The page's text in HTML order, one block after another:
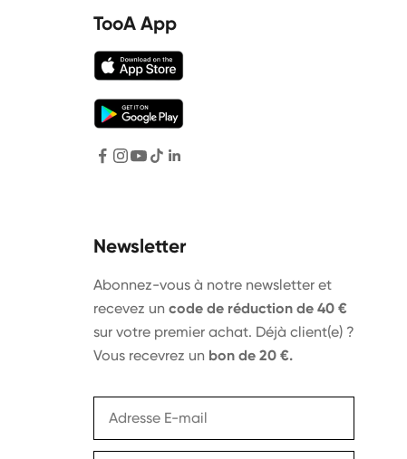
TooA App
Newsletter
Abonnez-vous à notre newsletter et
recevez un code de réduction de 40 €
sur votre premier achat. Déjà client(e) ?
Vous recevrez un bon de 20 €.